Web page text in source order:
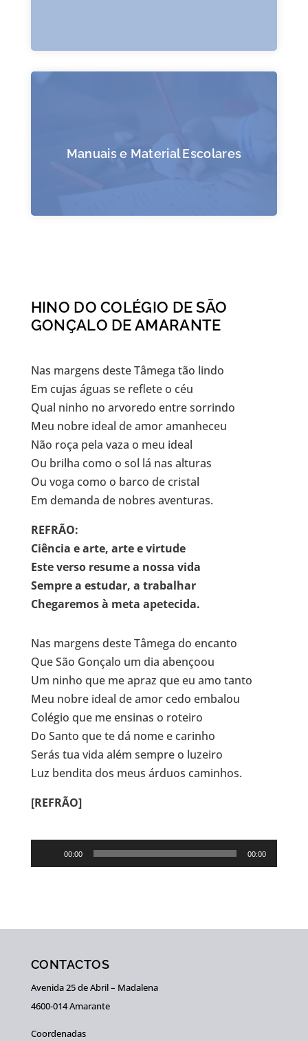
Manuais e Material Escolares
HINO DO COLÉGIO DE SÃO
GONÇALO DE AMARANTE
Nas margens deste Tâmega tão lindo
Em cujas águas se reflete o céu
Qual ninho no arvoredo entre sorrindo
Meu nobre ideal de amor amanheceu
Não roça pela vaza o meu ideal
Ou brilha como o sol lá nas alturas
Ou voga como o barco de cristal
Em demanda de nobres aventuras.
REFRÃO:
Ciência e arte, arte e virtude
Este verso resume a nossa vida
Sempre a estudar, a trabalhar
Chegaremos à meta apetecida.
Nas margens deste Tâmega do encanto
Que São Gonçalo um dia abençoou
Um ninho que me apraz que eu amo tanto
Meu nobre ideal de amor cedo embalou
Colégio que me ensinas o roteiro
Do Santo que te dá nome e carinho
Serás tua vida além sempre o luzeiro
Luz bendita dos meus árduos caminhos.
[REFRÃO]
Reprodutor
de
00:00 00:00
CONTACTOS
Avenida 25 de Abril – Madalena
4600-014 Amarante
Coordenadas